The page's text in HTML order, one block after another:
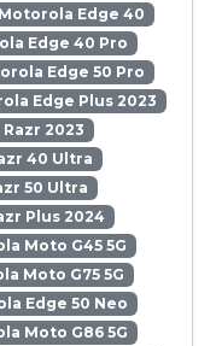
Motorola Edge 40
Edge 40 Pro
Edge 50 Pro
Edge Plus 2023
2023
40 Ultra
50 Ultra
Plus 2024
Moto G45 5G
Moto G75 5G
Edge 50 Neo
Moto G86 5G